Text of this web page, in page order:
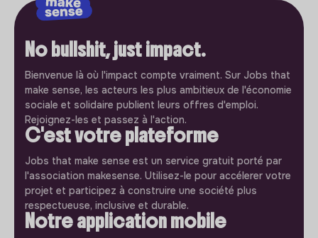
No bullshit, just impact.
Bienvenue là où l'impact compte vraiment. Sur Jobs that
make sense, les acteurs les plus ambitieux de l'économie
sociale et solidaire publient leurs offres d'emploi.
Rejoignez-les et passez à l'action.
C'est votre plateforme
Jobs that make sense est un service gratuit porté par
l'association makesense. Utilisez-le pour accélerer votre
projet et participez à construire une société plus
respectueuse, inclusive et durable.
Notre application mobile